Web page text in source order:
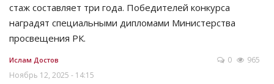
стаж составляет три года. Победителей конкурса
наградят специальными дипломами Министерства
просвещения РК.
Ислам Достов
Ноябрь 12, 2025 - 14:15
0 965